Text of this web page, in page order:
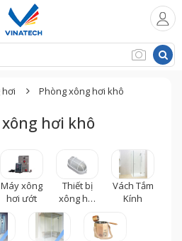
hơi Phòng xông hơi khô
hơi khô
Máy xông
hơi ướt
Thiết bị
xông hơi
Vách Tắm
Kính